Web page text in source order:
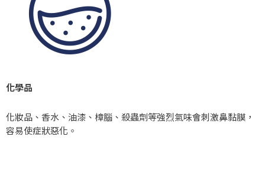
化學品
化妝品、香水、油漆、樟腦、殺蟲劑等強烈氣味會刺激鼻黏膜，
容易使症狀惡化。